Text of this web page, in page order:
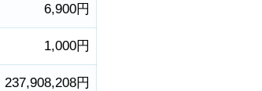
6,900円
1,000円
237,908,208円